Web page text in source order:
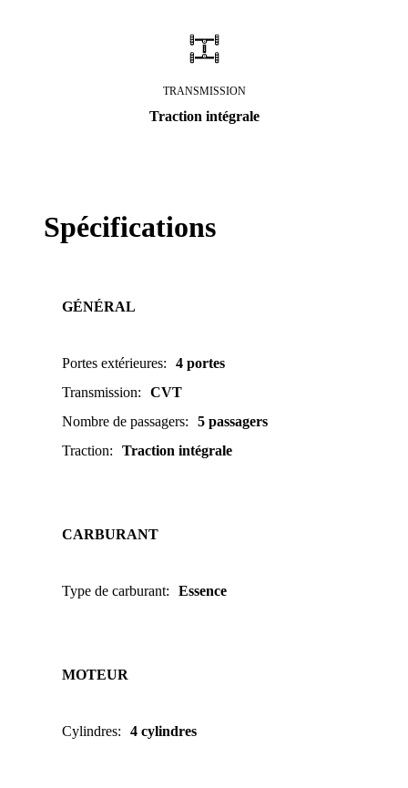
TRANSMISSION
Traction intégrale
Spécifications
GÉNÉRAL
Portes extérieures:
4 portes
Transmission:
CVT
Nombre de passagers:
5 passagers
Traction: Traction intégrale
CARBURANT
Type de carburant: Essence
MOTEUR
Cylindres: 4 cylindres